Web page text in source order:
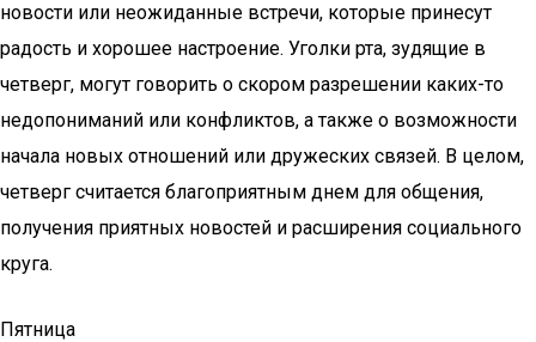
новости или неожиданные встречи, которые принесут
радость и хорошее настроение. Уголки рта, зудящие в
четверг, могут говорить о скором разрешении каких-то
недопониманий или конфликтов, а также о возможности
начала новых отношений или дружеских связей. В целом,
четверг считается благоприятным днем для общения,
получения приятных новостей и расширения социального
круга.
Пятница